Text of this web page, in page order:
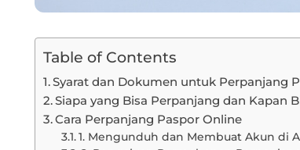
Table of Contents
Syarat dan Dokumen untuk Perpanjang
Siapa yang Bisa Perpanjang dan Kapan
Cara Perpanjang Paspor Online
1. Mengunduh dan Membuat Akun di